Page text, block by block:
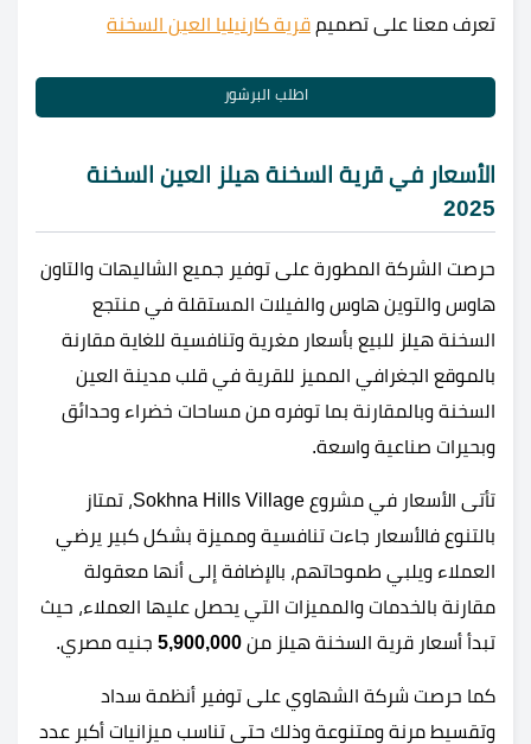
تعرف معنا على تصميم قرية كارنيليا العين السخنة
اطلب البرشور
الأسعار في قرية السخنة هيلز العين السخنة
2025
حرصت الشركة المطورة على توفير جميع الشاليهات والتاون
هاوس والتوين هاوس والفيلات المستقلة في منتجع
السخنة هيلز للبيع بأسعار مغرية وتنافسية للغاية مقارنة
بالموقع الجغرافي المميز للقرية في قلب مدينة العين
السخنة وبالمقارنة بما توفره من مساحات خضراء وحدائق
وبحيرات صناعية واسعة.
تأتى الأسعار في مشروع Sokhna Hills Village، تمتاز
بالتنوع فالأسعار جاءت تنافسية ومميزة بشكل كبير يرضي
العملاء ويلبي طموحاتهم، بالإضافة إلى أنها معقولة
مقارنة بالخدمات والمميزات التي يحصل عليها العملاء، حيث
تبدأ أسعار قرية السخنة هيلز من
جنيه مصري.
كما حرصت شركة الشهاوي على توفير أنظمة سداد
وتقسيط مرنة ومتنوعة وذلك حتى تناسب ميزانيات أكبر عدد